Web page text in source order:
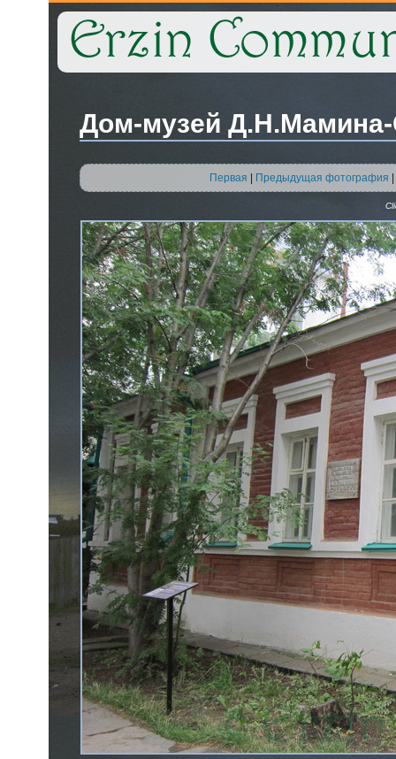
Дом-музей
Первая Предыдущая фотография